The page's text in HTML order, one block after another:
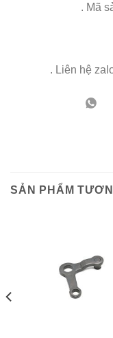
. Mã
. Liên hệ
SẢN PHẨM